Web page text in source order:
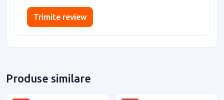
Trimite review
Produse similare